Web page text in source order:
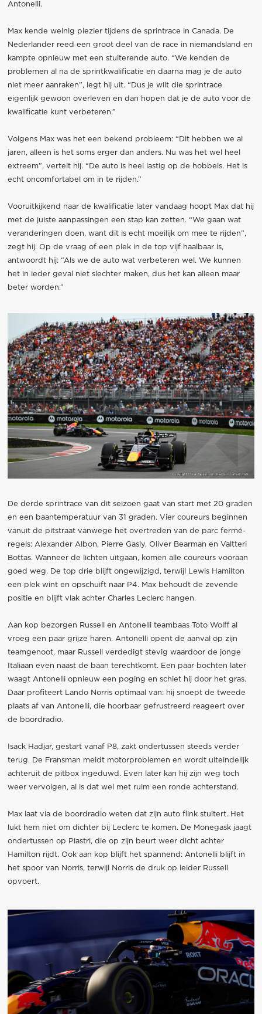
Antonelli.
Max kende weinig plezier tijdens de sprintrace in Canada. De
Nederlander reed een groot deel van de race in niemandsland en
kampte opnieuw met een stuiterende auto. “We kenden de
problemen al na de sprintkwalificatie en daarna mag je de auto
niet meer aanraken”, legt hij uit. “Dus je wilt die sprintrace
eigenlijk gewoon overleven en dan hopen dat je de auto voor de
kwalificatie kunt verbeteren.”
Volgens Max was het een bekend probleem: “Dit hebben we al
jaren, alleen is het soms erger dan anders. Nu was het wel heel
extreem”, vertelt hij. “De auto is heel lastig op de hobbels. Het is
echt oncomfortabel om in te rijden.”
Vooruitkijkend naar de kwalificatie later vandaag hoopt Max dat hij
met de juiste aanpassingen een stap kan zetten. “We gaan wat
veranderingen doen, want dit is echt moeilijk om mee te rijden”,
zegt hij. Op de vraag of een plek in de top vijf haalbaar is,
antwoordt hij: “Als we de auto wat verbeteren wel. We kunnen
het in ieder geval niet slechter maken, dus het kan alleen maar
beter worden.”
De derde sprintrace van dit seizoen gaat van start met 20 graden
en een baantemperatuur van 31 graden. Vier coureurs beginnen
vanuit de pitstraat vanwege het overtreden van de parc fermé-
regels: Alexander Albon, Pierre Gasly, Oliver Bearman en Valtteri
Bottas. Wanneer de lichten uitgaan, komen alle coureurs vooraan
goed weg. De top drie blijft ongewijzigd, terwijl Lewis Hamilton
een plek wint en opschuift naar P4. Max behoudt de zevende
positie en blijft vlak achter Charles Leclerc hangen.
Aan kop bezorgen Russell en Antonelli teambaas Toto Wolff al
vroeg een paar grijze haren. Antonelli opent de aanval op zijn
teamgenoot, maar Russell verdedigt stevig waardoor de jonge
Italiaan even naast de baan terechtkomt. Een paar bochten later
waagt Antonelli opnieuw een poging en schiet hij door het gras.
Daar profiteert Lando Norris optimaal van: hij snoept de tweede
plaats af van Antonelli, die hoorbaar gefrustreerd reageert over
de boordradio.
Isack Hadjar, gestart vanaf P8, zakt ondertussen steeds verder
terug. De Fransman meldt motorproblemen en wordt uiteindelijk
achteruit de pitbox ingeduwd. Even later kan hij zijn weg toch
weer vervolgen, al is dat wel met ruim een ronde achterstand.
Max laat via de boordradio weten dat zijn auto flink stuitert. Het
lukt hem niet om dichter bij Leclerc te komen. De Monegask jaagt
ondertussen op Piastri, die op zijn beurt weer dicht achter
Hamilton rijdt. Ook aan kop blijft het spannend: Antonelli blijft in
het spoor van Norris, terwijl Norris de druk op leider Russell
opvoert.